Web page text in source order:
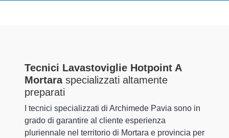
Tecnici Lavastoviglie Hotpoint A
Mortaraspecializzati altamente
preparati
I tecnici specializzati di Archimede Pavia sono in
grado di garantire al cliente esperienza
pluriennale nel territorio di Mortara e provincia per